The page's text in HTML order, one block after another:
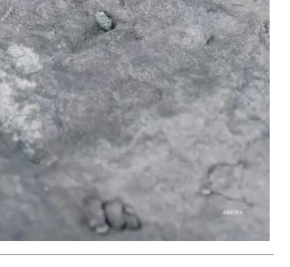
На заправках Владивостока снова
топливо – рост от 26 копеек до 17